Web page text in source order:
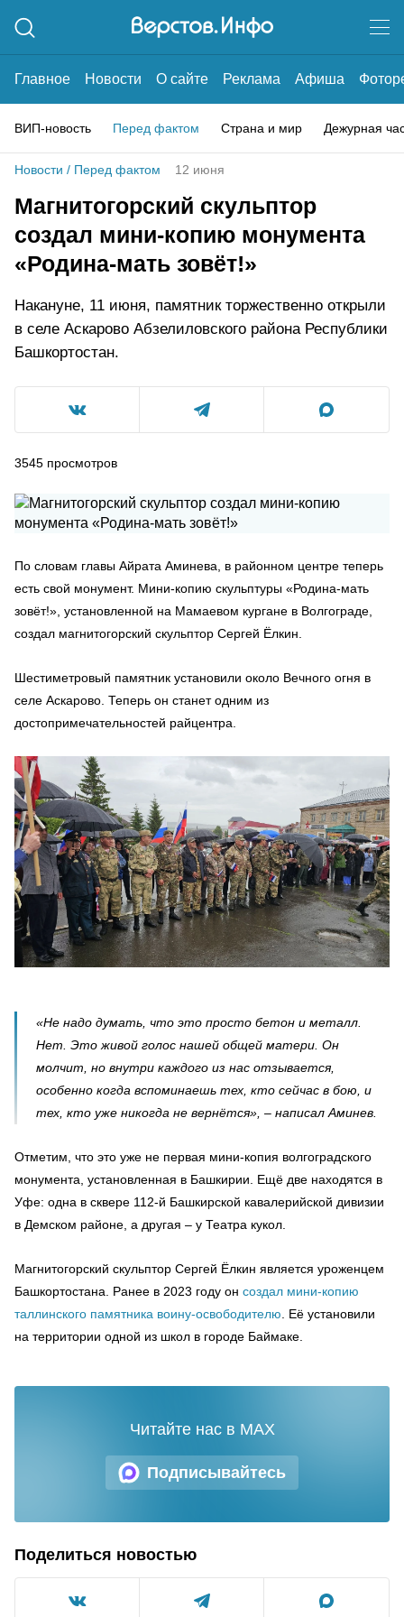
Главное Новости О сайте Реклама Афиша
ВИП-новость Перед фактом Страна и мир Дежурная
Новости / Перед фактом 12 июня
Магнитогорский скульптор
создал мини-копию монумента
«Родина-мать зовёт!»
Накануне, 11 июня, памятник торжественно открыли
в селе Аскарово Абзелиловского района Республики
Башкортостан.
3545 просмотров
По словам главы Айрата Аминева, в районном центре теперь
есть свой монумент. Мини-копию скульптуры «Родина‑мать
зовёт!», установленной на Мамаевом кургане в Волгограде,
создал магнитогорский скульптор Сергей Ëлкин.
Шестиметровый памятник установили около Вечного огня в
селе Аскарово. Теперь он станет одним из
достопримечательностей райцентра.
«Не надо думать, что это просто бетон и металл.
Нет. Это живой голос нашей общей матери. Он
молчит, но внутри каждого из нас отзывается,
особенно когда вспоминаешь тех, кто сейчас в бою, и
тех, кто уже никогда не вернётся», – написал Аминев.
Отметим, что это уже не первая мини-копия волгоградского
монумента, установленная в Башкирии. Ещё две находятся в
Уфе: одна в сквере 112-й Башкирской кавалерийской дивизии
в Демском районе, а другая – у Театра кукол.
Магнитогорский скульптор Сергей Ëлкин является уроженцем
Башкортостана. Ранее в 2023 году он создал мини-копию
таллинского памятника воину-освободителю . Её установили
на территории одной из школ в городе Баймаке.
Подписывайтесь
Читайте нас в MAX
Поделиться новостью